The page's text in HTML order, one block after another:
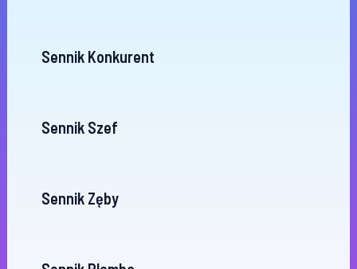
Sennik Konkurent
Sennik Szef
Sennik Zęby